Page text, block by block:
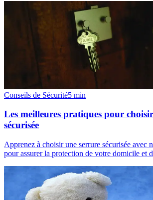
Conseils de Sécurité5 min
Les meilleures pratiques pour
sécurisée
Apprenez à choisir une serrure sécurisée avec
pour assurer la protection de votre domicile et